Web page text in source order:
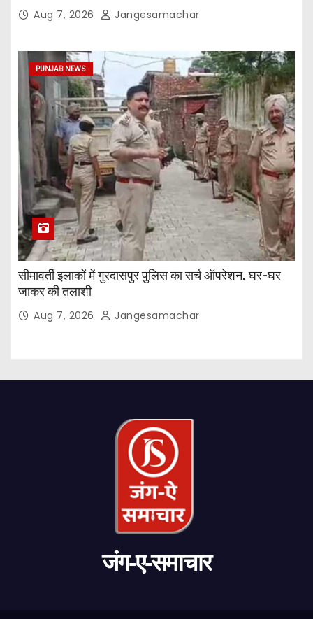
Aug 7, 2026 Jangesamachar
PUNJAB NEWS
सीमावर्ती इलाकों में गुरदासपुर पुलिस का सर्च ऑपरेशन, घर-घर
जाकर की तलाशी
Aug 7, 2026 Jangesamachar
जंग-ए-समाचार